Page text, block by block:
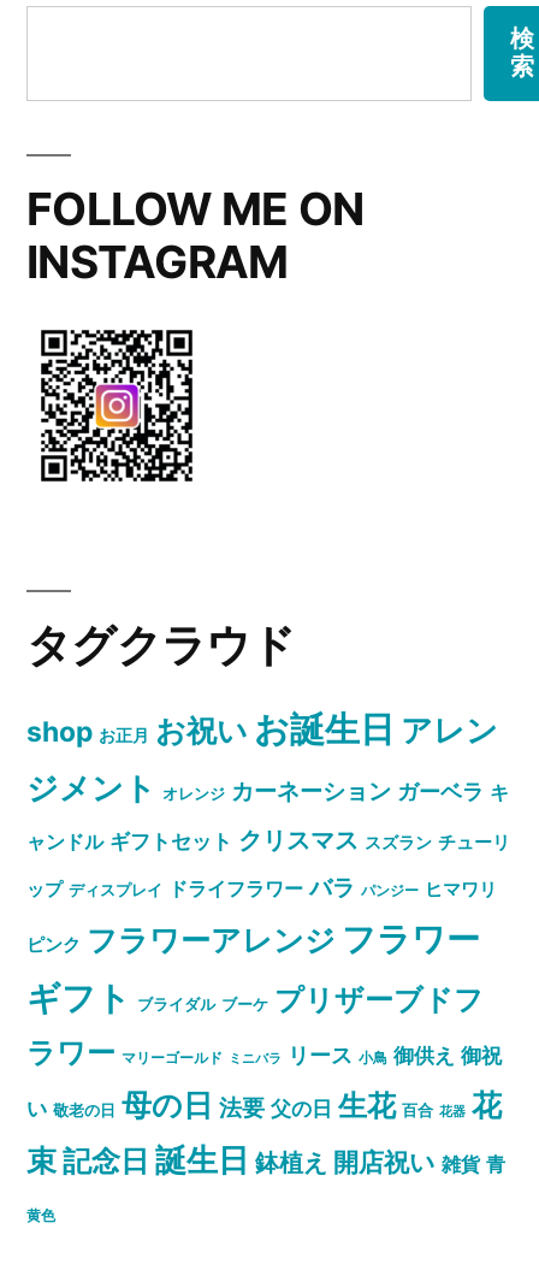
検
索
FOLLOW ME ON
INSTAGRAM
タグクラウド
shop お正月 お祝い お誕生日 アレン
ジメント
オレンジ カーネーション ガーベラ キ
ャンドル ギフトセット クリスマス スズラン チューリ
ップ ディスプレイ ドライフラワー バラ パンジー ヒマワリ
ピンク フラワーアレンジ フラワー
ギフト
ブライダル ブーケ プリザーブドフ
ラワー マリーゴールド ミニバラ リース 小鳥 御供え 御祝
い 敬老の日 母の日 法要 父の日 生花 百合 花器 花
束記念日 誕生日 鉢植え 開店祝い 雑貨 青
黄色